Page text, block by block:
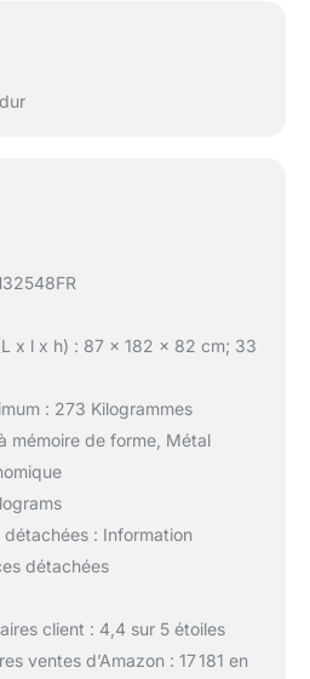
x l x h) : 87 x 182 x 82 cm; 33
: 273 Kilogrammes
mémoire de forme, Métal
: Information
détachées
client : 4,4 sur 5 étoiles
ventes d’Amazon : 17 181 en